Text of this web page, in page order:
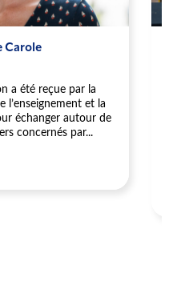
Carole
a été reçue par la
l’enseignement et la
échanger autour de
concernés par...